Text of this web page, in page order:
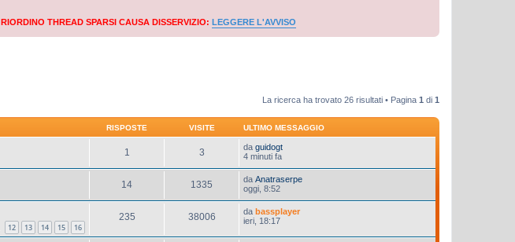
RIORDINO THREAD SPARSI CAUSA DISSERVIZIO: LEGGERE L'AVVISO
La ricerca ha trovato 26 risultati • Pagina 1 di 1
RISPOSTE VISITE ULTIMO MESSAGGIO
1 3 da guidogt
4 minuti fa
14 1335 da Anatraserpe
oggi, 8:52
12 13 14 15 16
235 38006 da bassplayer
ieri, 18:17